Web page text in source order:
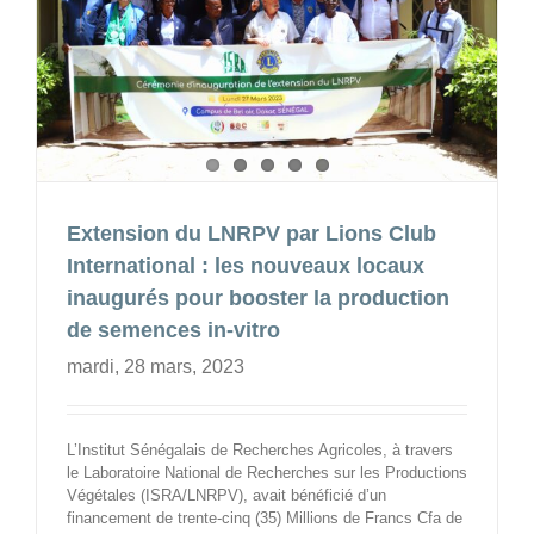
Extension du LNRPV par Lions Club
International : les nouveaux locaux
inaugurés pour booster la production
de semences in-vitro
mardi, 28 mars, 2023
L’Institut Sénégalais de Recherches Agricoles, à travers
le Laboratoire National de Recherches sur les Productions
Végétales (ISRA/LNRPV), avait bénéficié d’un
financement de trente-cinq (35) Millions de Francs Cfa de